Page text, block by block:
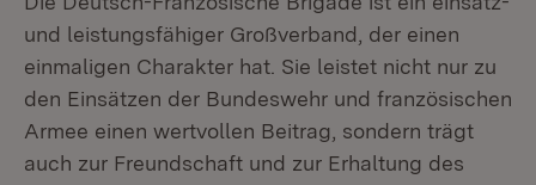
und leistungsfähiger Großverband, der einen
einmaligen Charakter hat. Sie leistet nicht nur zu
den Einsätzen der Bundeswehr und französischen
Armee einen wertvollen Beitrag, sondern trägt
auch zur Freundschaft und zur Erhaltung des